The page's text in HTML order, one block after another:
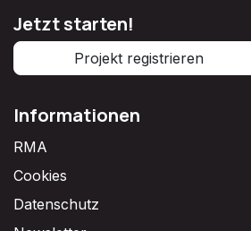
Jetzt starten!
Projekt registrieren
Informationen
RMA
Cookies
Datenschutz